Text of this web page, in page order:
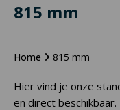
815 mm
Home 815 mm
Hier vind je onze
en direct